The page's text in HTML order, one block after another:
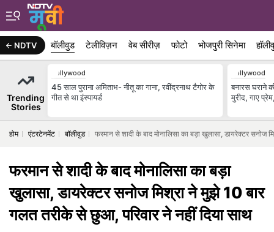
NDTV बॉलीवुड टेलीविज़न वेब सीरीज़ फोटो भोजपुरी सिनेमा
Trending
Stories
Bollywood
45 साल पुराना अमिताभ- नीतू का गाना, रवींद्रनाथ टैगोर के
गीत से था इंस्पायर्ड
Bollywood
बनारस घराने
मुरीद, गाए
होम एंटरटेनमेंट बॉलीवुड फरमान से शादी के बाद मोनालिसा का बड़ा खुलासा, डायरेक्टर सनोज
फरमान से शादी के बाद मोनालिसा का बड़ा
खुलासा, डायरेक्टर सनोज मिश्रा ने मुझे 10 बार
गलत तरीके से छुआ, परिवार ने नहीं दिया साथ